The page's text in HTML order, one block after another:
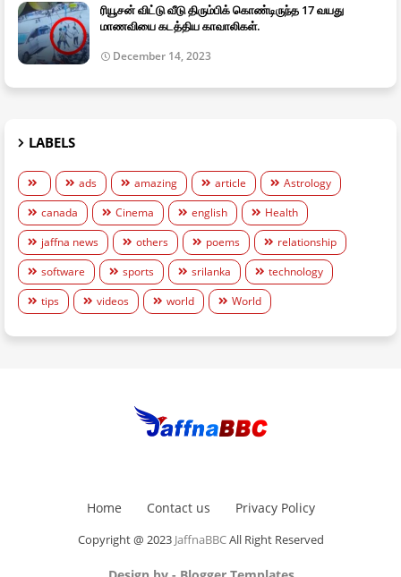
ரியூசன் விட்டு வீடு திரும்பிக் கொண்டிருந்த 17 வயது
மாணவியை கடத்திய காவாலிகள்.
December 14, 2023
LABELS
ads amazing article
Astrology
canada
Cinema english
Health
jaffna news
others poems
relationship
software
sports srilanka
technology
tips
videos world World
Home Contact us Privacy Policy
Copyright @ 2023 JaffnaBBCAll Right Reserved